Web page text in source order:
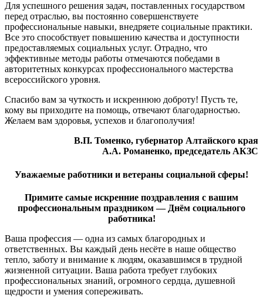
Для успешного решения задач, поставленных государством
перед отраслью, вы постоянно совершенствуете
профессиональные навыки, внедряете социальные практики.
Все это способствует повышению качества и доступности
предоставляемых социальных услуг. Отрадно, что
эффективные методы работы отмечаются победами в
авторитетных конкурсах профессионального мастерства
всероссийского уровня.
Спасибо вам за чуткость и искреннюю доброту! Пусть те,
кому вы приходите на помощь, отвечают благодарностью.
Желаем вам здоровья, успехов и благополучия!
В.П. Томенко, губернатор Алтайского края
А.А. Романенко, председатель АКЗС
Уважаемые работники и ветераны социальной сферы!
Примите самые искренние поздравления с вашим
профессиональным праздником — Днём социального
работника!
Ваша профессия — одна из самых благородных и
ответственных. Вы каждый день несёте в наше общество
тепло, заботу и внимание к людям, оказавшимся в трудной
жизненной ситуации. Ваша работа требует глубоких
профессиональных знаний, огромного сердца, душевной
щедрости и умения сопереживать.